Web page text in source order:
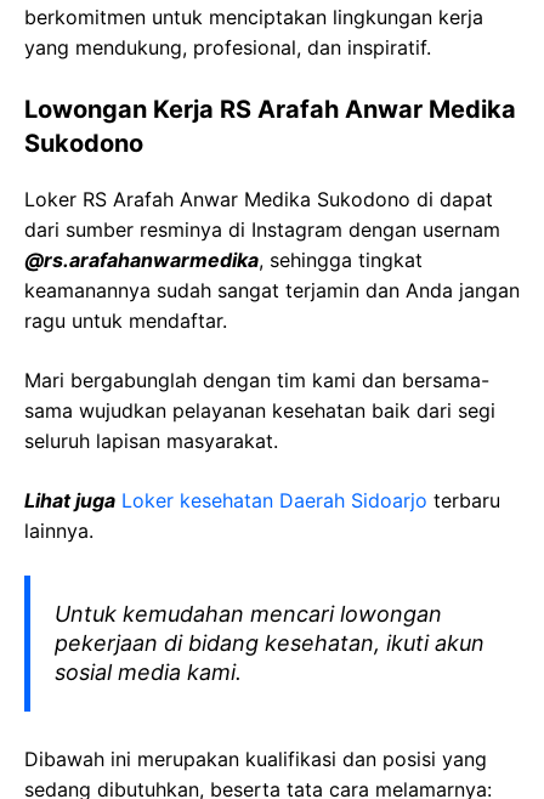
berkomitmen untuk menciptakan lingkungan kerja
yang mendukung, profesional, dan inspiratif.
Lowongan Kerja RS Arafah Anwar Medika
Sukodono
Loker RS Arafah Anwar Medika Sukodono di dapat
dari sumber resminya di Instagram dengan usernam
@rs.arafahanwarmedika, sehingga tingkat
keamanannya sudah sangat terjamin dan Anda jangan
ragu untuk mendaftar.
Mari bergabunglah dengan tim kami dan bersama-
sama wujudkan pelayanan kesehatan baik dari segi
seluruh lapisan masyarakat.
Lihat juga Loker kesehatan Daerah Sidoarjo terbaru
lainnya.
Untuk kemudahan mencari lowongan
pekerjaan di bidang kesehatan, ikuti akun
sosial media kami.
Dibawah ini merupakan kualifikasi dan posisi yang
sedang dibutuhkan, beserta tata cara melamarnya: